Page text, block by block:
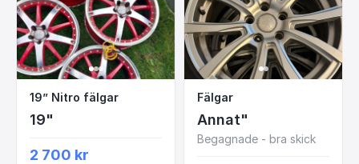
19” Nitro fälgar
19” Nitro fälgar
19"
2 700 kr
Fälgar
Fälgar
Annat"
Begagnade - bra skick